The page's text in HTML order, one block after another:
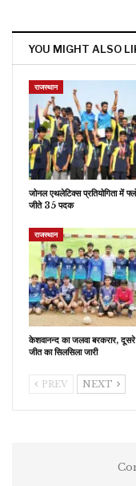
YOU MIGHT ALSO
राजस्थान
जोनल एथलेटिक्स प्रतियोगिता में
जीते 35 पदक
राजस्थान
केशवानन्द का जलवा बरकरार, दूसरे
जीत का सिलसिला जारी
PREV NEXT